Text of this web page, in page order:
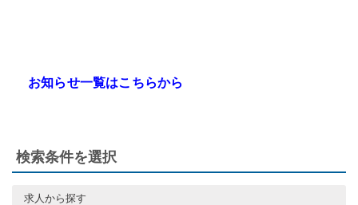
お知らせ一覧はこちらから
検索条件を選択
求人から探す